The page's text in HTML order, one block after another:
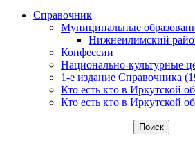
Справочник
Муниципальные
Нижнеилимский
Конфессии
Национально-культурные
1-е издание Справочника
Кто есть кто в Иркутской
Кто есть кто в Иркутской